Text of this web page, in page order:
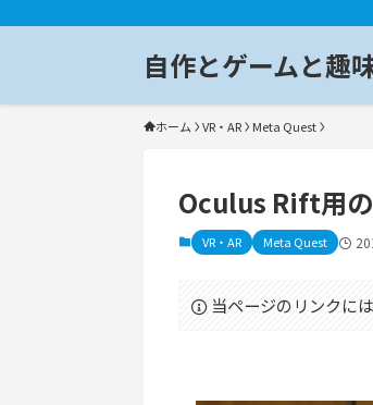
自作とゲームと趣
ホーム VR・AR Meta Quest
Oculus Rift用
VR・AR Meta Quest
当ページのリンクに